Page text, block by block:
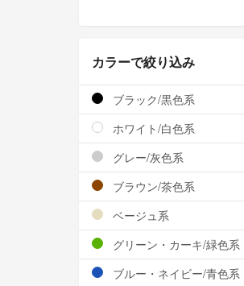
カラーで絞り込み
ブラック/黒色系
ホワイト/白色系
グレー/灰色系
ブラウン/茶色系
ベージュ系
グリーン・カーキ/緑色系
ブルー・ネイビー/青色系